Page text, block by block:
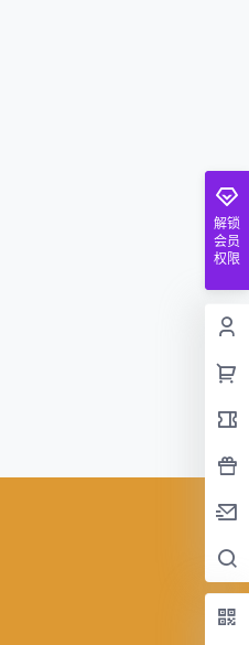
解锁
会员
权限